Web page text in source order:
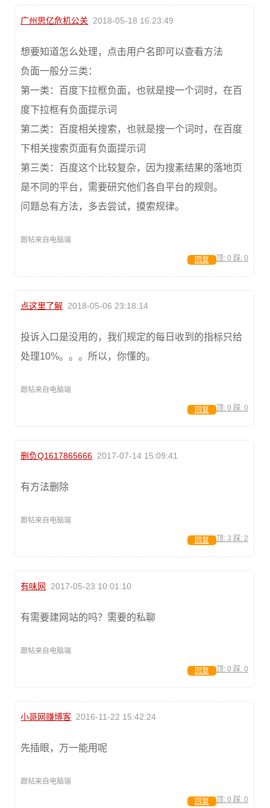
广州思亿危机公关 2018-05-18 16:23:49
想要知道怎么处理，点击用户名即可以查看方法
负面一般分三类：
第一类：百度下拉框负面，也就是搜一个词时，在百
度下拉框有负面提示词
第二类：百度相关搜索，也就是搜一个词时，在百度
下相关搜索页面有负面提示词
第三类：百度这个比较复杂，因为搜素结果的落地页
是不同的平台，需要研究他们各自平台的规则。
问题总有方法，多去尝试，摸索规律。
跟帖来自电脑端
顶: 0 踩: 0
回复
点这里了解 2018-05-06 23:18:14
投诉入口是没用的，我们规定的每日收到的指标只给
处理10%。。。所以，你懂的。
跟帖来自电脑端
顶: 0 踩: 0
回复
删负Q1617865666 2017-07-14 15:09:41
有方法删除
跟帖来自电脑端
顶: 3 踩: 2
回复
有味网 2017-05-23 10:01:10
有需要建网站的吗？需要的私聊
跟帖来自电脑端
顶: 0 踩: 0
回复
小哥网赚博客 2016-11-22 15:42:24
先插眼，万一能用呢
跟帖来自电脑端
顶: 0 踩: 0
回复